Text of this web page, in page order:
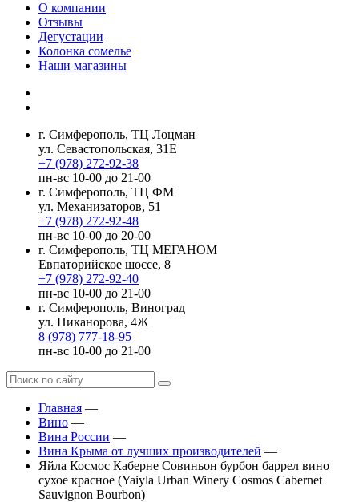
О компании
Отзывы
Дегустации
Колонка сомелье
Наши магазины
г. Симферополь, ТЦ Лоцман
ул. Севастопольская, 31Е
+7 (978) 272-92-38
пн-вс 10-00 до 21-00
г. Симферополь, ТЦ ФМ
ул. Механизаторов, 51
+7 (978) 272-92-48
пн-вс 10-00 до 20-00
г. Симферополь, ТЦ МЕГАНОМ
Евпаторийское шоссе, 8
+7 (978) 272-92-40
пн-вс 10-00 до 21-00
г. Симферополь, Виноград
ул. Никанорова, 4Ж
8 (978) 777-18-95
пн-вс 10-00 до 21-00
Главная —
Вино —
Вина России —
Вина Крыма от лучших производителей —
Яйла Космос Каберне Совиньон бурбон баррел вино
сухое красное (Yaiyla Urban Winery Cosmos Cabernet
Sauvignon Bourbon)